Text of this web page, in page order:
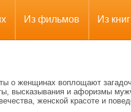
Из фильмов Из книг
о женщинах воплощают
высказывания и афоризмы
женской красоте и